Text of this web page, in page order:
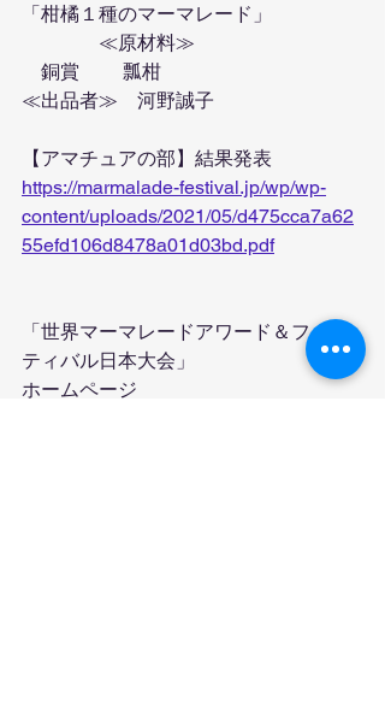
「柑橘１種のマーマレード」
≪原材料≫
銅賞　　 瓢柑
≪出品者≫　河野誠子
【アマチュアの部】結果発表
https://marmalade-festival.jp/wp/wp-
content/uploads/2021/05/d475cca7a62
55efd106d8478a01d03bd.pdf
「世界マーマレードアワード＆フェス
ティバル日本大会」
ホームページ